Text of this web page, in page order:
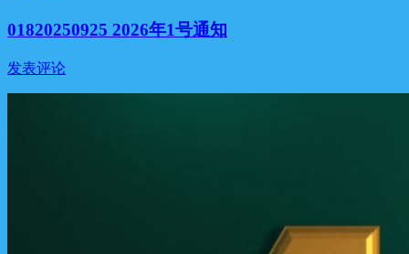
01820250925 2026年1号通知
发表评论